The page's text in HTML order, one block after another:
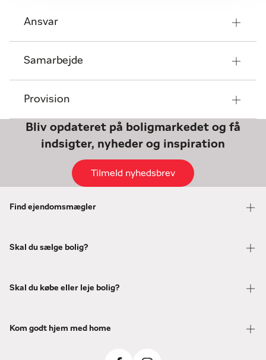
Ansvar
Samarbejde
Provision
Bliv opdateret på boligmarkedet og få
indsigter, nyheder og inspiration
Tilmeld nyhedsbrev
Find ejendomsmægler
Skal du sælge bolig?
Skal du købe eller leje bolig?
Kom godt hjem med home